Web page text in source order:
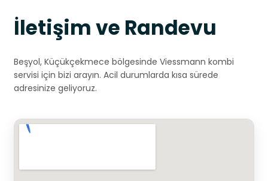
İletişim ve Randevu
Beşyol, Küçükçekmece bölgesinde Viessmann kombi
servisi için bizi arayın. Acil durumlarda kısa sürede
adresinize geliyoruz.